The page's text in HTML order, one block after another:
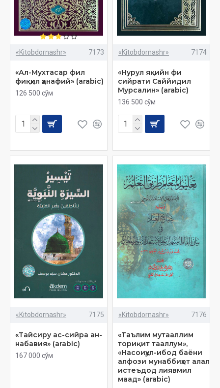
«Kitobdornashr» 7173
«Ал-Мухтасар фил
фиқҳил ҳанафий» (arabic)
126 500 сўм
«Kitobdornashr» 7174
«Нурул яқийн фи
сийрати Саййидил
Мурсалин» (arabic)
136 500 сўм
«Kitobdornashr» 7175
«Тайсиру ас-сийра ан-
набавия» (arabic)
167 000 сўм
«Kitobdornashr» 7176
«Таълим мутааллим
ториқит тааллум»,
«Насоиҳул-ибод баёни
алфози мунаббиҳот алал
истеъдод лиявмил
маад» (arabic)